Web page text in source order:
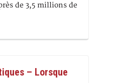
de 3,5 millions de
– Lorsque